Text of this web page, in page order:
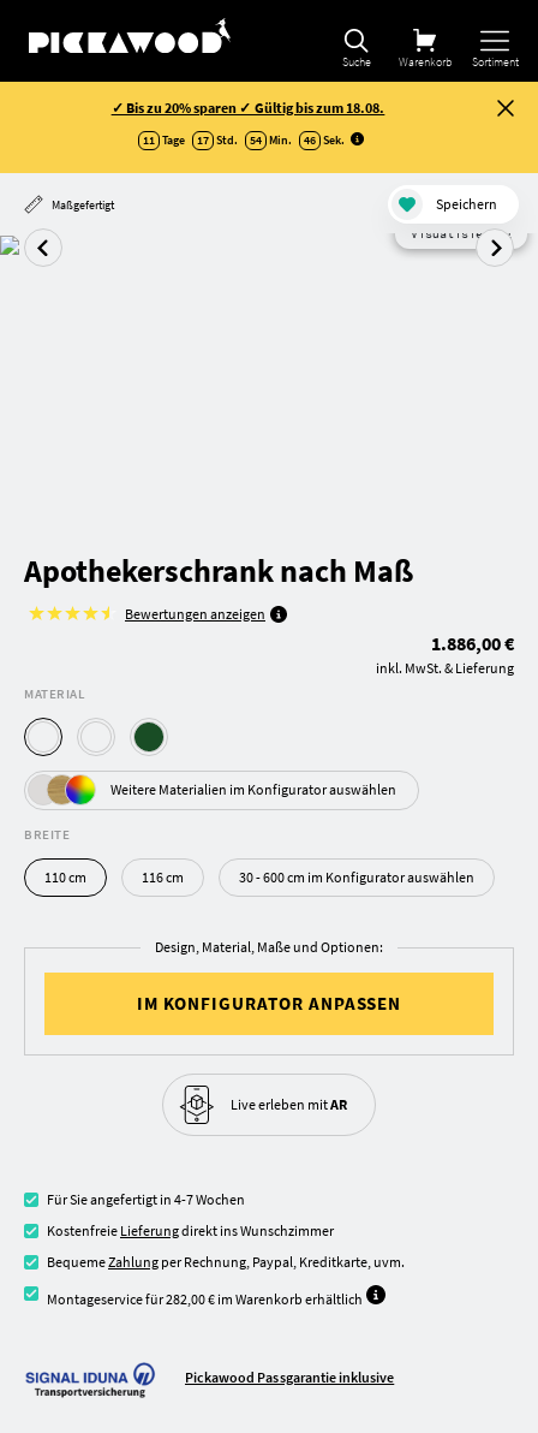
Suche Warenkorb Sortiment
✓ Bis zu 20% sparen ✓ Gültig bis zum 18.08.
11 Tage 17 Std. 54 Min. 45 Sek.
Maßgefertigt Speichern
Visualisierung
Apothekerschrank nach Maß
Bewertungen anzeigen
1.886,00 €
inkl. MwSt. & Lieferung
MATERIAL
Weitere Materialien im Konfigurator auswählen
BREITE
110 cm 116 cm 30 - 600 cm im Konfigurator auswählen
Design, Material, Maße und Optionen:
IM KONFIGURATOR ANPASSEN
Live erleben mitAR
Für Sie angefertigt in 4-7 Wochen
Kostenfreie Lieferungdirekt ins Wunschzimmer
BequemeZahlung per Rechnung, Paypal, Kreditkarte, uvm.
Montageservice für 282,00 € im Warenkorb erhältlich
Pickawood Passgarantie inklusive